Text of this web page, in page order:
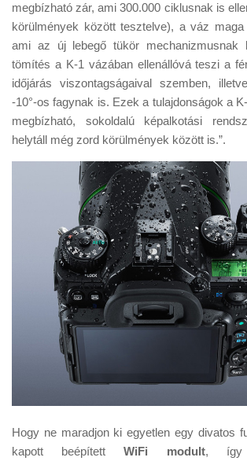
megbízható zár, ami 300.000 ciklusnak is
körülmények között tesztelve), a váz
ami az új lebegő tükör mechanizmusnak
tömítés a K-1 vázában ellenállóvá teszi a
időjárás viszontagságaival szemben,
-10°-os fagynak is. Ezek a tulajdonságok a
megbízható, sokoldalú képalkotási
helytáll még zord körülmények között is.”.
Hogy ne maradjon ki egyetlen egy divatos
kapott beépítettWiFi modult, így